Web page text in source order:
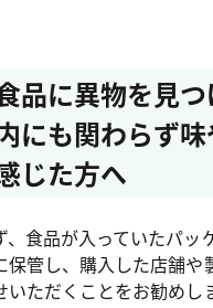
品に異物を見つ
にも関わらず
じた方へ
、食品が入っていたパッ
保管し、購入した店舗や
ただくことをお勧めし